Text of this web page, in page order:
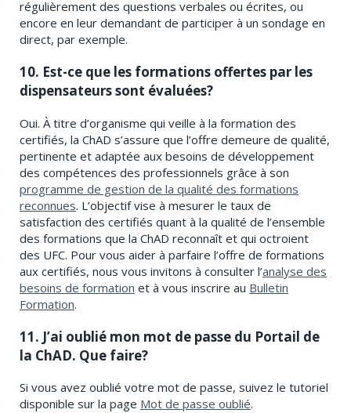
régulièrement des questions verbales ou écrites, ou
encore en leur demandant de participer à un sondage en
direct, par exemple.
10. Est-ce que les formations offertes par les
dispensateurs sont évaluées?
Oui. À titre d’organisme qui veille à la formation des
certifiés, la ChAD s’assure que l’offre demeure de qualité,
pertinente et adaptée aux besoins de développement
des compétences des professionnels grâce à son
programme de gestion de la qualité des formations
reconnues. L’objectif vise à mesurer le taux de
satisfaction des certifiés quant à la qualité de l’ensemble
des formations que la ChAD reconnaît et qui octroient
des UFC. Pour vous aider à parfaire l’offre de formations
aux certifiés, nous vous invitons à consulter l’analyse des
besoins de formation et à vous inscrire au Bulletin
Formation.
11. J’ai oublié mon mot de passe du Portail de
la ChAD. Que faire?
Si vous avez oublié votre mot de passe, suivez le tutoriel
disponible sur la page Mot de passe oublié.